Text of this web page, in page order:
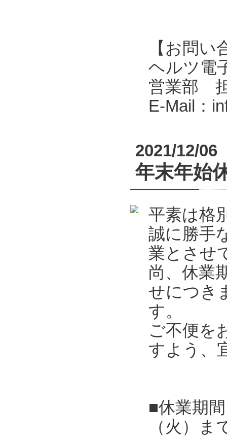
【お問い
ヘルツ電
営業部
E-Mail：
2021/12/06
年末年始
平素は格
誠に勝手
業とさせ
尚、休業
せにつき
す。
ご不便を
すよう、
■休業期
（火）ま